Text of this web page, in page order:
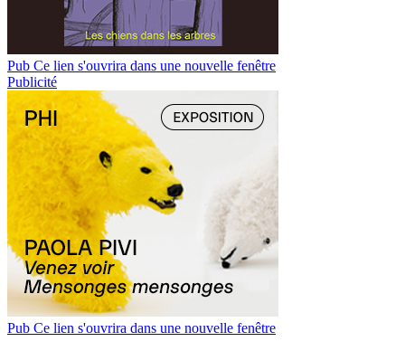
Pub Ce lien s'ouvrira dans une nouvelle fenêtre
Publicité
Pub Ce lien s'ouvrira dans une nouvelle fenêtre